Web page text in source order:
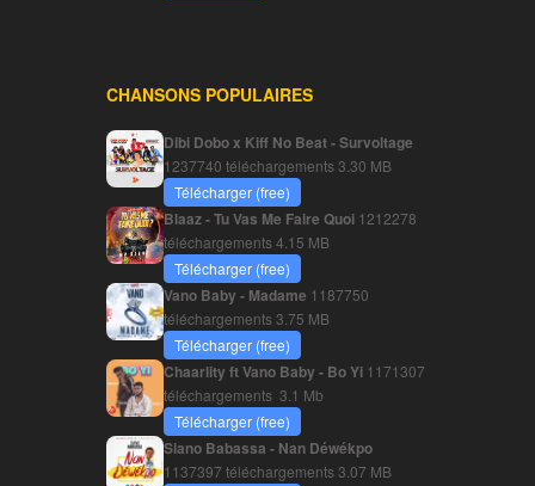
CHANSONS POPULAIRES
Dibi Dobo x Kiff No Beat - Survoltage
1237740 téléchargements3.30 MB
Télécharger (free)
Blaaz - Tu Vas Me Faire Quoi 1212278
téléchargements4.15 MB
Télécharger (free)
Vano Baby - Madame 1187750
téléchargements3.75 MB
Télécharger (free)
Chaarlity ft Vano Baby - Bo Yi 1171307
téléchargements 3.1 Mb
Télécharger (free)
Siano Babassa - Nan Déwékpo
1137397 téléchargements3.07 MB